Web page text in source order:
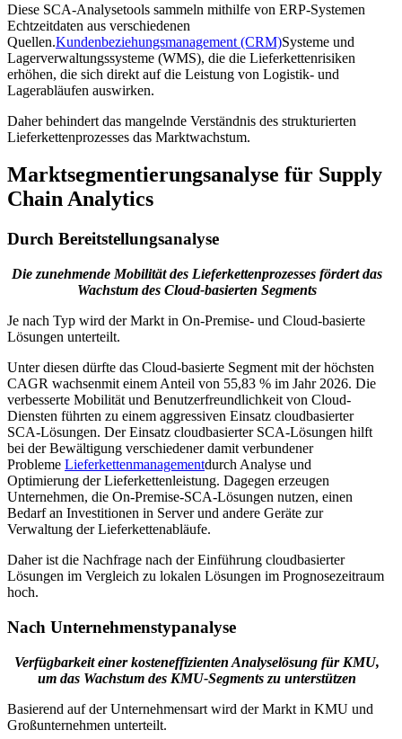
Diese SCA-Analysetools sammeln mithilfe von ERP-Systemen
Echtzeitdaten aus verschiedenen
Quellen.Kundenbeziehungsmanagement (CRM)Systeme und
Lagerverwaltungssysteme (WMS), die die Lieferkettenrisiken
erhöhen, die sich direkt auf die Leistung von Logistik- und
Lagerabläufen auswirken.
Daher behindert das mangelnde Verständnis des strukturierten
Lieferkettenprozesses das Marktwachstum.
Marktsegmentierungsanalyse für Supply
Chain Analytics
Durch Bereitstellungsanalyse
Die zunehmende Mobilität des Lieferkettenprozesses fördert das
Wachstum des Cloud-basierten Segments
Je nach Typ wird der Markt in On-Premise- und Cloud-basierte
Lösungen unterteilt.
Unter diesen dürfte das Cloud-basierte Segment mit der höchsten
CAGR wachsenmit einem Anteil von 55,83 % im Jahr 2026. Die
verbesserte Mobilität und Benutzerfreundlichkeit von Cloud-
Diensten führten zu einem aggressiven Einsatz cloudbasierter
SCA-Lösungen. Der Einsatz cloudbasierter SCA-Lösungen hilft
bei der Bewältigung verschiedener damit verbundener
Probleme Lieferkettenmanagementdurch Analyse und
Optimierung der Lieferkettenleistung. Dagegen erzeugen
Unternehmen, die On-Premise-SCA-Lösungen nutzen, einen
Bedarf an Investitionen in Server und andere Geräte zur
Verwaltung der Lieferkettenabläufe.
Daher ist die Nachfrage nach der Einführung cloudbasierter
Lösungen im Vergleich zu lokalen Lösungen im Prognosezeitraum
hoch.
Nach Unternehmenstypanalyse
Verfügbarkeit einer kosteneffizienten Analyselösung für KMU,
um das Wachstum des KMU-Segments zu unterstützen
Basierend auf der Unternehmensart wird der Markt in KMU und
Großunternehmen unterteilt.